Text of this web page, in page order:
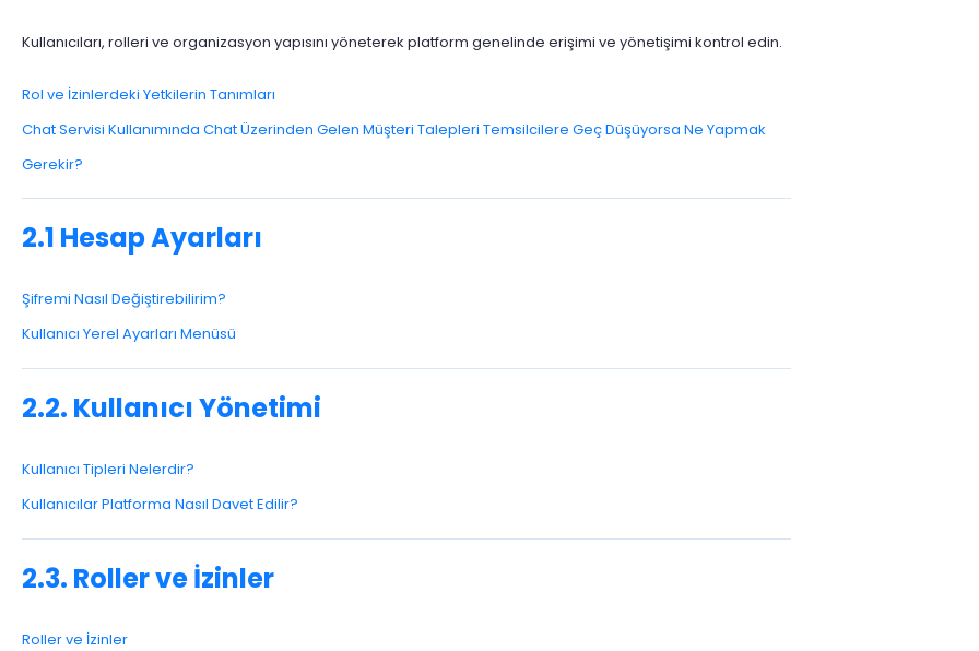
Kullanıcıları, rolleri ve organizasyon yapısını yöneterek platform genelinde erişimi ve yönetişimi kontrol edin.
Rol ve İzinlerdeki Yetkilerin Tanımları
Chat Servisi Kullanımında Chat Üzerinden Gelen Müşteri Talepleri Temsilcilere Geç Düşüyorsa Ne Yapmak
Gerekir?
2.1 Hesap Ayarları
Şifremi Nasıl Değiştirebilirim?
Kullanıcı Yerel Ayarları Menüsü
2.2. Kullanıcı Yönetimi
Kullanıcı Tipleri Nelerdir?
Kullanıcılar Platforma Nasıl Davet Edilir?
2.3. Roller ve İzinler
Roller ve İzinler